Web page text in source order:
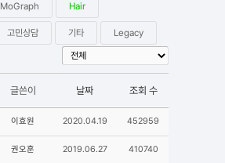
애니메이션 / 리깅 / XPresso
스크립트 / 플러그인 / 라이브러리
기타
MoGraph Hair
고민상담 기타 Legacy
글쓴이 날짜 조회 수
이효원 2020.04.19 452959
권오훈 2019.06.27 410740